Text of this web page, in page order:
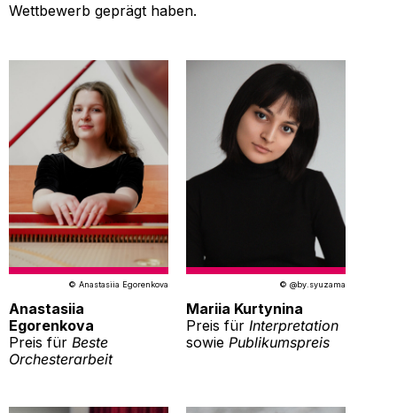
Wettbewerb geprägt haben.
© Anastasiia Egorenkova
Anastasiia
Egorenkova
Preis für Beste
Orchesterarbeit
© @by.syuzama
Mariia Kurtynina
Preis für Interpretation
sowie Publikumspreis